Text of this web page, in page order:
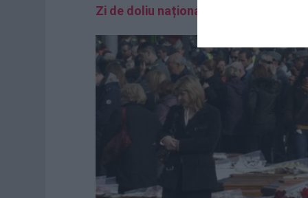
Zi de doliu național în Italia.